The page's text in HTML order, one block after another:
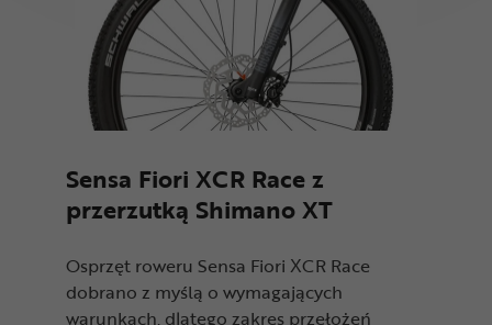
Sensa Fiori XCR Race z
przerzutką Shimano XT
Osprzęt roweru Sensa Fiori XCR Race
dobrano z myślą o wymagających
warunkach, dlatego zakres przełożeń